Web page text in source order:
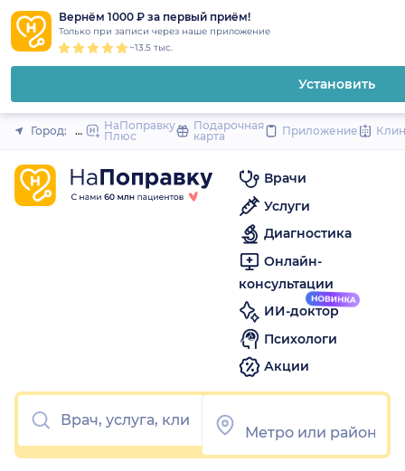
Вернём 1000 ₽ за первый приём!
Только при записи через наше приложение
~13.5 тыс.
Установить
Закрыть
Город: МоскваНаПоправку
Плюс
Подарочная
карта
Приложение
Врачи
Услуги
Диагностика
Онлайн-
консультации
ИИ-доктор
Психологи
Акции